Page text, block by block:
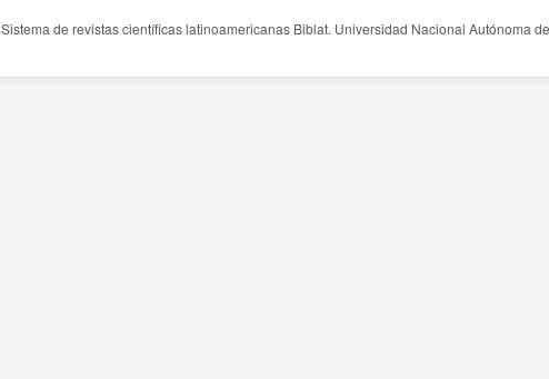
Sistema de revistas científicas latinoamericanas Biblat. Universidad Nacional Autónoma